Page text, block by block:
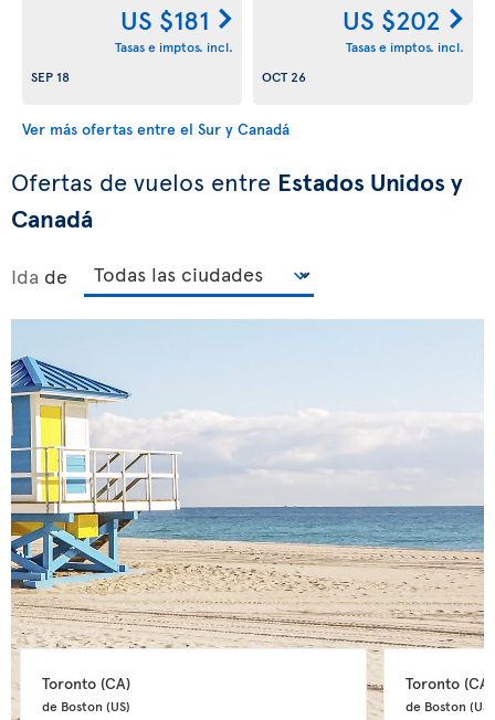
US $181
Tasas e imptos. incl.
SEP 18
US $202
Tasas e imptos. incl.
OCT 26
Ver más ofertas entre el Sur y Canadá
Ofertas de vuelos entre Estados Unidos y
Canadá
Ida de
Toronto (CA)
de Boston (US)
Toronto (CA)
de Boston (US)